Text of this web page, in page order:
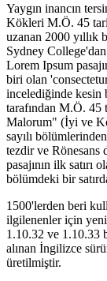
Yaygın inancın
Kökleri M.Ö. 45
uzanan 2000 yıllık
Sydney
Lorem Ipsum
biri olan
incelediğinde kesin
tarafından M.Ö. 45
Malorum" (İyi ve
sayılı
tezdir ve Rönesans
pasajının ilk satırı
bölümdeki bir
1500'lerden beri
ilgilenenler için
1.10.32 ve 1.10.33
alınan İngilizce
üretilmiştir.